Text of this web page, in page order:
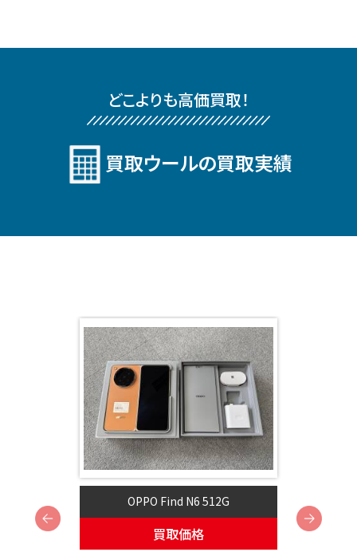
どこよりも⾼価買取！
買取ウールの買取実績
OPPO Find N6 512G
買取価格
Next